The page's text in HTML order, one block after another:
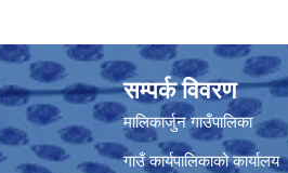
सम्पर्क विवरण
मालिकार्जुन गाउँपालिका
गाउँ कार्यपालिकाको कार्यालय